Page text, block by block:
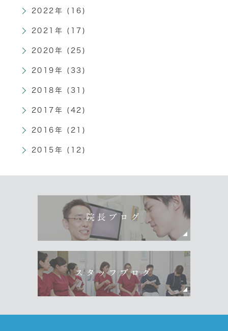
2022年 (16)
2021年 (17)
2020年 (25)
2019年 (33)
2018年 (31)
2017年 (42)
2016年 (21)
2015年 (12)
院長ブログ
スタッフブログ